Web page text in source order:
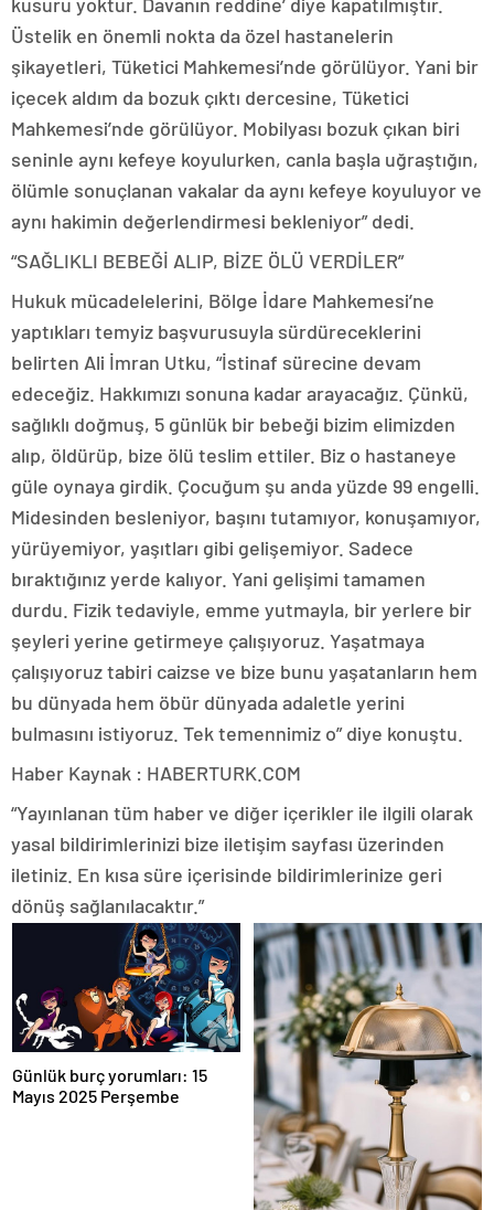
Üstelik en önemli nokta da özel hastanelerin
şikayetleri, Tüketici Mahkemesi’nde görülüyor. Yani bir
içecek aldım da bozuk çıktı dercesine, Tüketici
Mahkemesi’nde görülüyor. Mobilyası bozuk çıkan biri
seninle aynı kefeye koyulurken, canla başla uğraştığın,
ölümle sonuçlanan vakalar da aynı kefeye koyuluyor ve
aynı hakimin değerlendirmesi bekleniyor” dedi.
“SAĞLIKLI BEBEĞİ ALIP, BİZE ÖLÜ VERDİLER”
Hukuk mücadelelerini, Bölge İdare Mahkemesi’ne
yaptıkları temyiz başvurusuyla sürdüreceklerini
belirten Ali İmran Utku, “İstinaf sürecine devam
edeceğiz. Hakkımızı sonuna kadar arayacağız. Çünkü,
sağlıklı doğmuş, 5 günlük bir bebeği bizim elimizden
alıp, öldürüp, bize ölü teslim ettiler. Biz o hastaneye
güle oynaya girdik. Çocuğum şu anda yüzde 99 engelli.
Midesinden besleniyor, başını tutamıyor, konuşamıyor,
yürüyemiyor, yaşıtları gibi gelişemiyor. Sadece
bıraktığınız yerde kalıyor. Yani gelişimi tamamen
durdu. Fizik tedaviyle, emme yutmayla, bir yerlere bir
şeyleri yerine getirmeye çalışıyoruz. Yaşatmaya
çalışıyoruz tabiri caizse ve bize bunu yaşatanların hem
bu dünyada hem öbür dünyada adaletle yerini
bulmasını istiyoruz. Tek temennimiz o” diye konuştu.
Haber Kaynak : HABERTURK.COM
“Yayınlanan tüm haber ve diğer içerikler ile ilgili olarak
yasal bildirimlerinizi bize iletişim sayfası üzerinden
iletiniz. En kısa süre içerisinde bildirimlerinize geri
dönüş sağlanılacaktır.”
Günlük burç yorumları: 15
Mayıs 2025 Perşembe